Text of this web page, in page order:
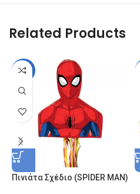
Related Products
-10%
Πινιάτα Σχέδιο (SPIDER MAN)